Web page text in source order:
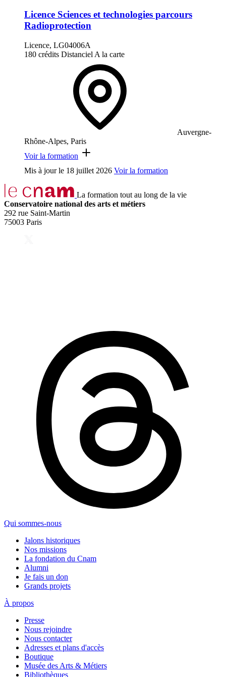
Licence Sciences et technologies parcours
Radioprotection
Licence, LG04006A
180 crédits Distanciel A la carte
Auvergne-
Rhône-Alpes, Paris
Voir la formation
Mis à jour le 18 juillet 2026 Voir la formation
La formation tout au long de la vie
Conservatoire national des arts et métiers
292 rue Saint-Martin
75003 Paris
Qui sommes-nous
Jalons historiques
Nos missions
La fondation du Cnam
Alumni
Je fais un don
Grands projets
À propos
Presse
Nous rejoindre
Nous contacter
Adresses et plans d'accès
Boutique
Musée des Arts & Métiers
Bibliothèques